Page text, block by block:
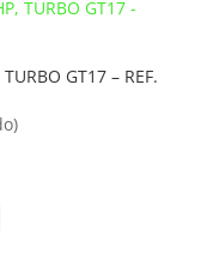
GT17 – REF.